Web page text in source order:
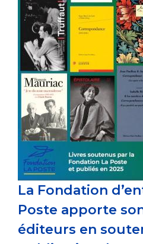
La Fondation
Poste apporte
éditeurs en